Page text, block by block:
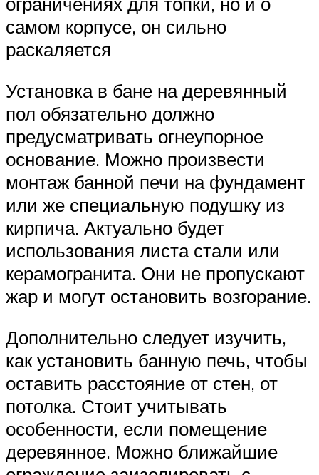
самом корпусе, он сильно
раскаляется
Установка в бане на деревянный
пол обязательно должно
предусматривать огнеупорное
основание. Можно произвести
монтаж банной печи на фундамент
или же специальную подушку из
кирпича. Актуально будет
использования листа стали или
керамогранита. Они не пропускают
жар и могут остановить возгорание.
Дополнительно следует изучить,
как установить банную печь, чтобы
оставить расстояние от стен, от
потолка. Стоит учитывать
особенности, если помещение
деревянное. Можно ближайшие